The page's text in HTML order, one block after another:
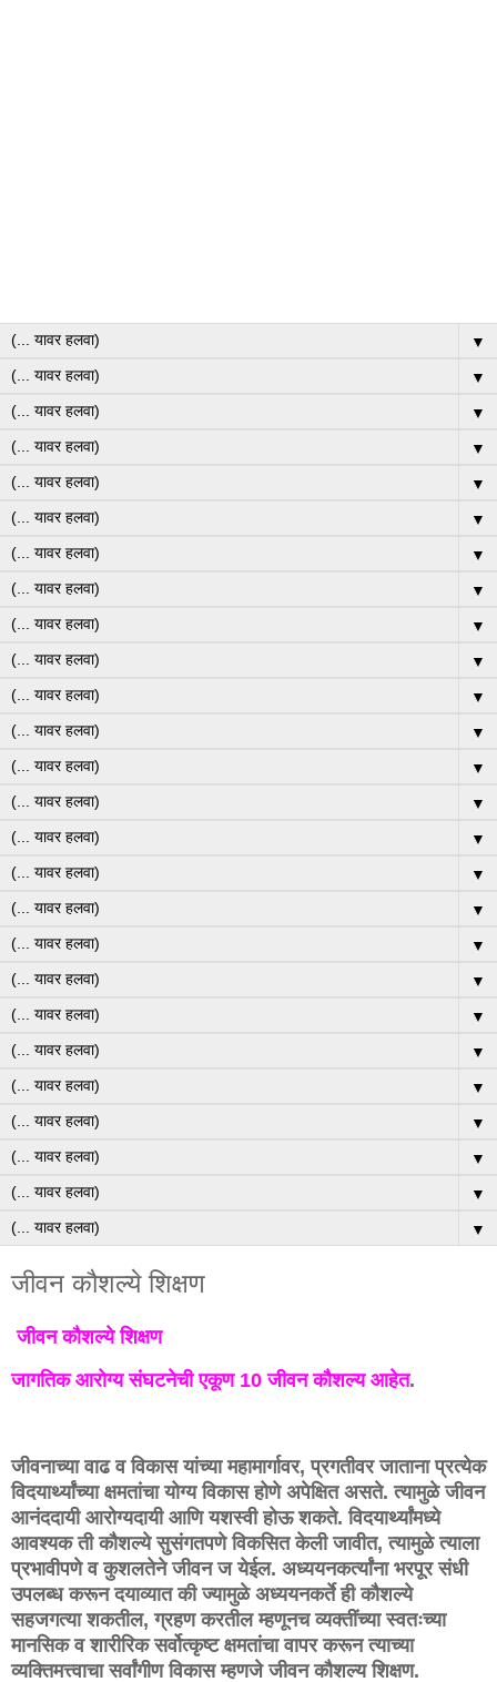
▼
▼
▼
▼
▼
▼
▼
▼
▼
▼
▼
▼
▼
▼
▼
▼
▼
▼
▼
▼
▼
▼
▼
▼
▼
▼
जीवन कौशल्ये शिक्षण
जीवन कौशल्ये शिक्षण
जागतिक आरोग्य संघटनेची एकूण 10 जीवन कौशल्य आहेत.
जीवनाच्या वाढ व विकास यांच्या महामार्गावर, प्रगतीवर जाताना प्रत्येक
विदयार्थ्यांच्या क्षमतांचा योग्य विकास होणे अपेक्षित असते. त्यामुळे जीवन
आनंददायी आरोग्यदायी आणि यशस्वी होऊ शकते. विदयार्थ्यांमध्ये
आवश्यक ती कौशल्ये सुसंगतपणे विकसित केली जावीत, त्यामुळे त्याला
प्रभावीपणे व कुशलतेने जीवन ज येईल. अध्ययनकर्त्यांना भरपूर संधी
उपलब्ध करून दयाव्यात की ज्यामुळे अध्ययनकर्ते ही कौशल्ये
सहजगत्या शकतील, ग्रहण करतील म्हणूनच व्यक्तींच्या स्वतःच्या
मानसिक व शारीरिक सर्वोत्कृष्ट क्षमतांचा वापर करून त्याच्या
व्यक्तिमत्त्वाचा सर्वांगीण विकास म्हणजे जीवन कौशल्य शिक्षण.